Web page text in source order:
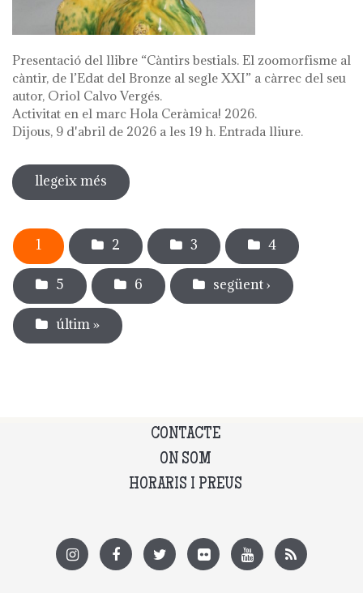
Presentació del llibre “Càntirs bestials. El zoomorfisme al
càntir, de l’Edat del Bronze al segle XXI” a càrrec del seu
autor, Oriol Calvo Vergés.
Activitat en el marc Hola Ceràmica! 2026.
Dijous, 9 d'abril de 2026 a les 19 h. Entrada lliure.
llegeix més sobre presentació del llibre "càntirs
bestials. zoomorfisme al càntir: de
Pàgines
1 2 3 4
5 6 següent ›
últim »
CONTACTE
ON SOM
HORARIS I PREUS